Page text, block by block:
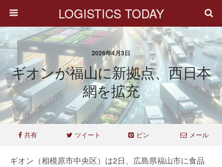
LOGISTICS TODAY
2026年4月3日
ギオンが福山に新拠点、西日本
網を拡充
共有 ツイート ピン メール
ギオン（相模原市中央区）は2日、広島県福山市に食品